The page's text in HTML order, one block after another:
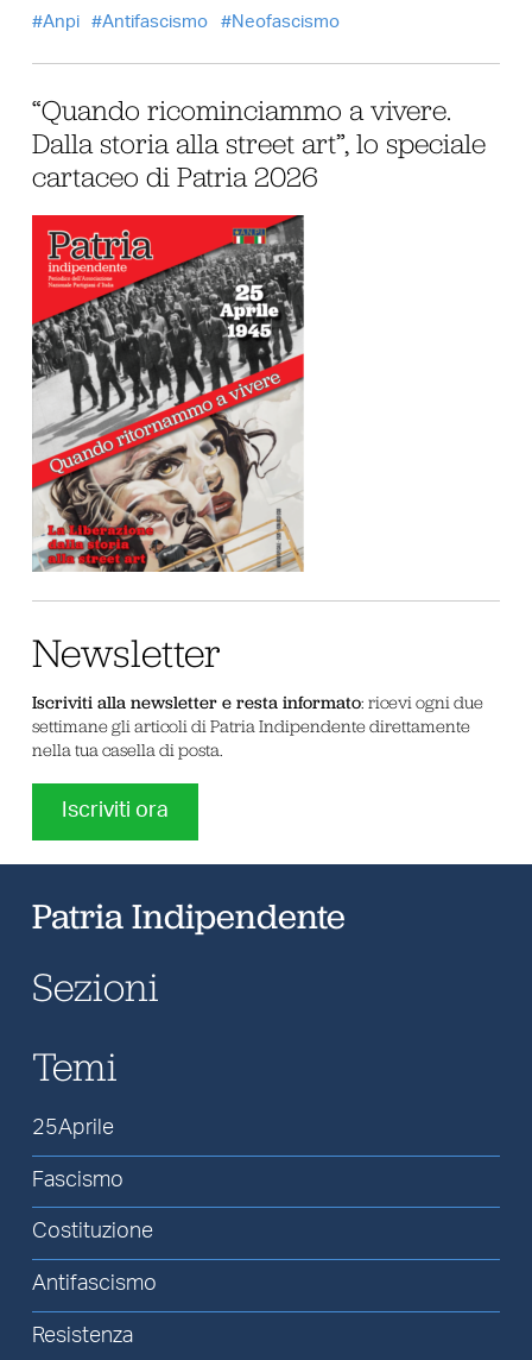
Anpi
Antifascismo Neofascismo
“Quando ricominciammo a vivere.
Dalla storia alla street art”, lo speciale
cartaceo di Patria 2026
Newsletter
Iscriviti alla newsletter e resta informato: ricevi ogni due
settimane gli articoli di Patria Indipendente direttamente
nella tua casella di posta.
Iscriviti ora
Patria Indipendente
Sezioni
Temi
25Aprile
Fascismo
Costituzione
Antifascismo
Resistenza